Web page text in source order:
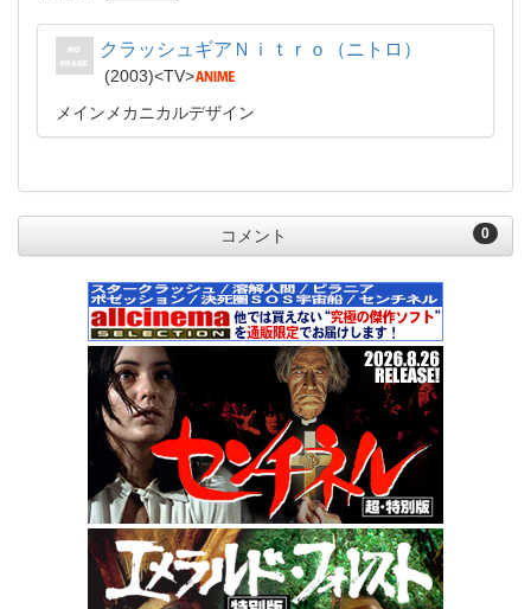
クラッシュギアＮｉｔｒｏ（ニトロ）
2003
TV
メインメカニカルデザイン
0
コメント